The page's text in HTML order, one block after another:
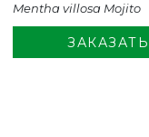
Mentha villosa Mojito
ЗАКАЗАТЬ